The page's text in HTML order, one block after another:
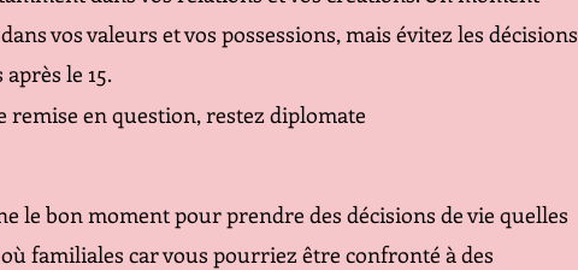
vos valeurs et vos possessions, mais évitez les décisions
le 15.
remise en question, restez diplomate
le bon moment pour prendre des décisions de vie quelles
familiales car vous pourriez être confronté à des